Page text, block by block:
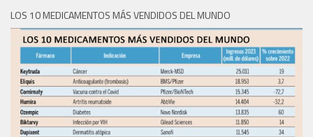
LOS 10 MEDICAMENTOS MÁS VENDIDOS DEL MUNDO